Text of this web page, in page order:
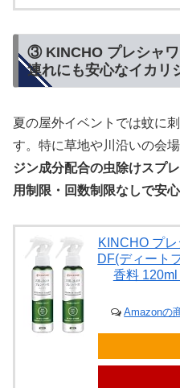
③ KINCHO プレシャ
連れにも安心なイカリ
夏の屋外イベントでは蚊に
す。特に草地や川沿いの会
ジン成分配合の虫除けスプ
用制限・回数制限なしで安
KINCHO プ
DF(ディート
香料 120ml
Amazonの